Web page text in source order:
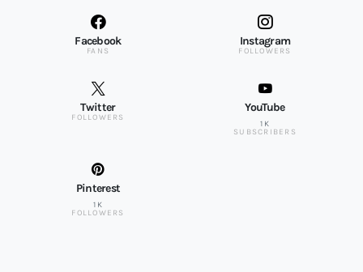
Facebook
FANS
Instagram
FOLLOWERS
Twitter
FOLLOWERS
YouTube
1K
SUBSCRIBERS
Pinterest
1K
FOLLOWERS